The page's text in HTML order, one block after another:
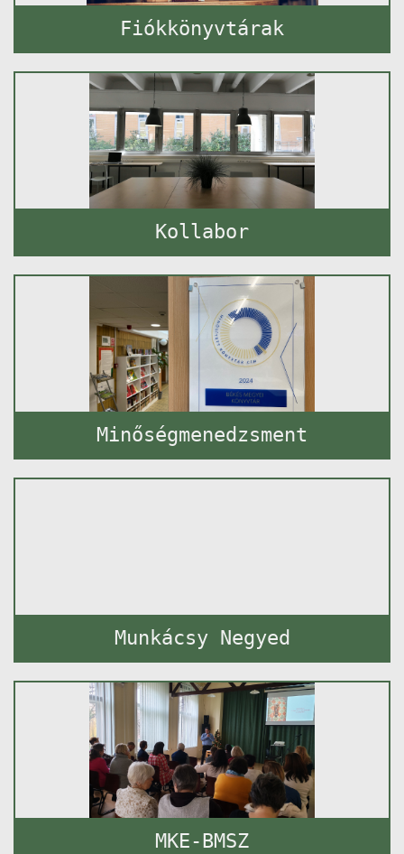
Fiókkönyvtárak
Kollabor
Minőségmenedzsment
Munkácsy Negyed
MKE-BMSZ